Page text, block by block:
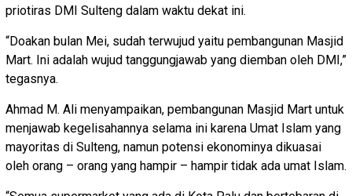
priotiras DMI Sulteng dalam waktu dekat ini.
“Doakan bulan Mei, sudah terwujud yaitu pembangunan Masjid
Mart. Ini adalah wujud tanggungjawab yang diemban oleh DMI,”
tegasnya.
Ahmad M. Ali menyampaikan, pembangunan Masjid Mart untuk
menjawab kegelisahannya selama ini karena Umat Islam yang
mayoritas di Sulteng, namun potensi ekonominya dikuasai
oleh orang – orang yang hampir – hampir tidak ada umat Islam.